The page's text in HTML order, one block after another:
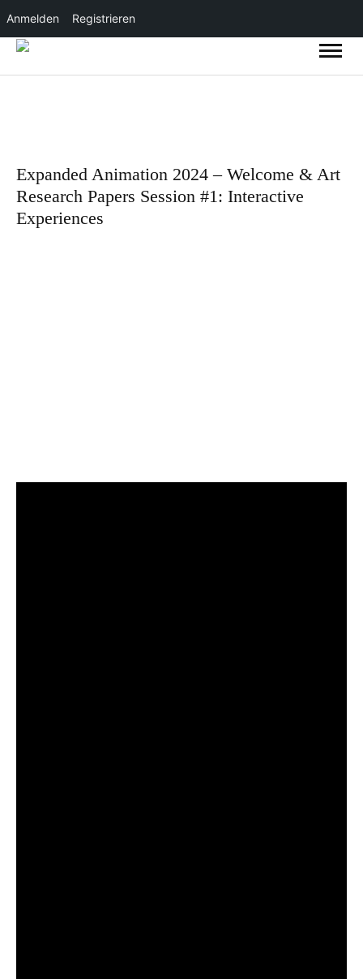
Anmelden Registrieren
Expanded Animation 2024 – Welcome & Art
Research Papers Session #1: Interactive
Experiences